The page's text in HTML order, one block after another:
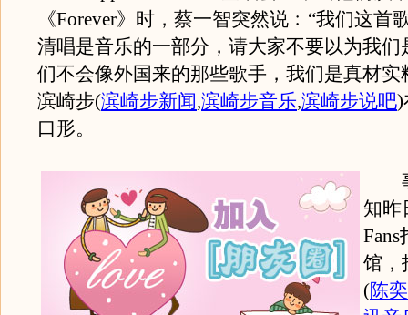
《Forever》时，蔡一智突然说﹕“我们这首
清唱是音乐的一部分，请大家不要以为我们
们不会像外国来的那些歌手，我们是真材实
滨崎步(滨崎步新闻,滨崎步音乐,滨崎步说吧)
口形。
事
知昨
馆，
(陈